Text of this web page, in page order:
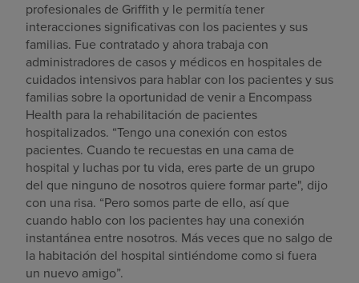
profesionales de Griffith y le permitía tener
interacciones significativas con los pacientes y sus
familias. Fue contratado y ahora trabaja con
administradores de casos y médicos en hospitales de
cuidados intensivos para hablar con los pacientes y sus
familias sobre la oportunidad de venir a Encompass
Health para la rehabilitación de pacientes
hospitalizados. “Tengo una conexión con estos
pacientes. Cuando te recuestas en una cama de
hospital y luchas por tu vida, eres parte de un grupo
del que ninguno de nosotros quiere formar parte", dijo
con una risa. “Pero somos parte de ello, así que
cuando hablo con los pacientes hay una conexión
instantánea entre nosotros. Más veces que no salgo de
la habitación del hospital sintiéndome como si fuera
un nuevo amigo”.